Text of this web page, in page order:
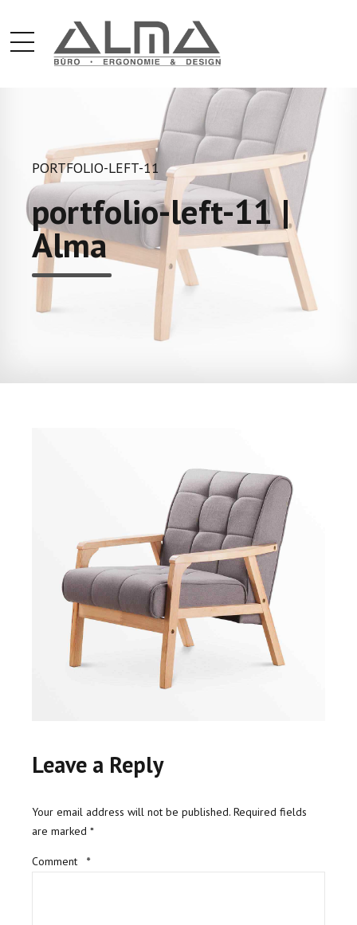
PORTFOLIO-LEFT-11
portfolio-left-11 |
Alma
Leave a Reply
Your email address will not be published. Required fields
are marked *
Comment *